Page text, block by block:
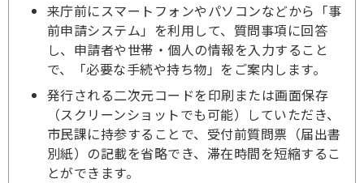
来庁前にスマートフォンやパソコンなどから「事
前申請システム」を利用して、質問事項に回答
し、申請者や世帯・個人の情報を入力すること
で、「必要な手続や持ち物」をご案内します。
発行される二次元コードを印刷または画面保存
（スクリーンショットでも可能）していただき、
市民課に持参することで、受付前質問票（届出書
別紙）の記載を省略でき、滞在時間を短縮するこ
とができます。